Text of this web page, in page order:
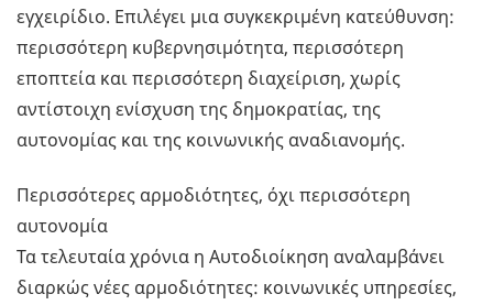
εγχειρίδιο. Επιλέγει μια συγκεκριμένη κατεύθυνση:
περισσότερη κυβερνησιμότητα, περισσότερη
εποπτεία και περισσότερη διαχείριση, χωρίς
αντίστοιχη ενίσχυση της δημοκρατίας, της
αυτονομίας και της κοινωνικής αναδιανομής.
Περισσότερες αρμοδιότητες, όχι περισσότερη
αυτονομία
Τα τελευταία χρόνια η Αυτοδιοίκηση αναλαμβάνει
διαρκώς νέες αρμοδιότητες: κοινωνικές υπηρεσίες,